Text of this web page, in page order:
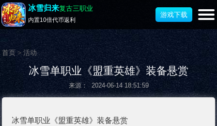
冰雪归来复古三职业
内置10倍代币返利
游戏下载
首页>活动
冰雪单职业《盟重英雄》装备悬赏
来源： 2024-06-14 18:51:59
冰雪单职业《盟重英雄》装备悬赏